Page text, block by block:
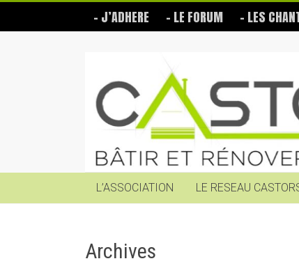
content
– J’ADHERE – LE FORUM – LES
Castors
Bâtir
soi-
même
L’ASSOCIATION
LE RESEAU
Archives